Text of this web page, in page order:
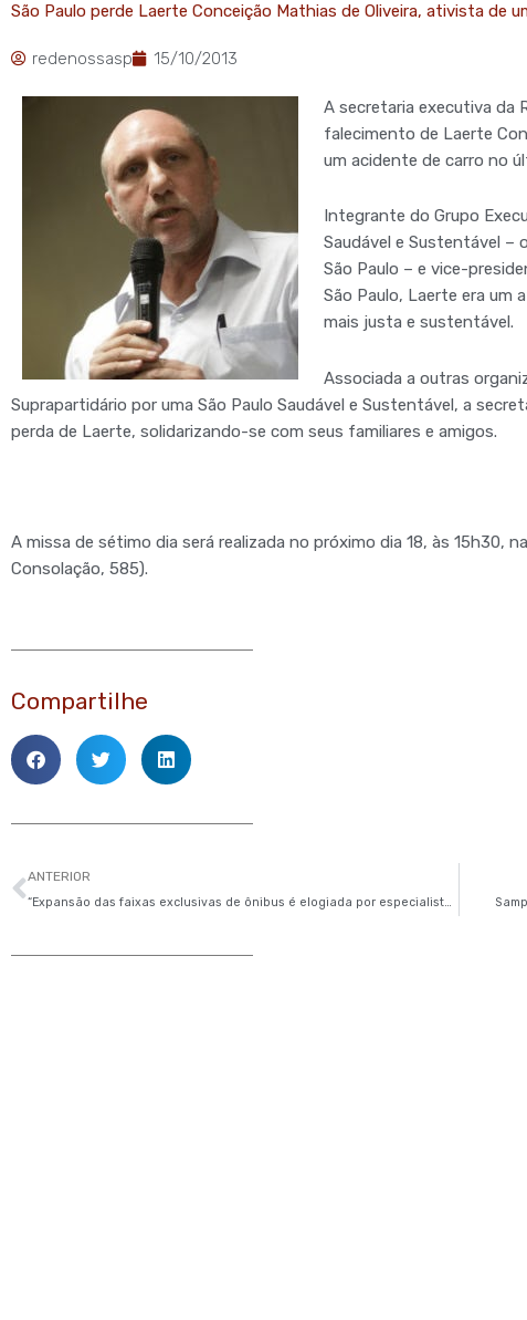
São Paulo perde Laerte Conceição Mathias de Oliveira, ativista de
redenossasp 15/10/2013
A secretaria executiva da
falecimento de Laerte
um acidente de carro no
Integrante do Grupo
Saudável e Sustentável –
São Paulo – e vice-
São Paulo, Laerte era um
mais justa e sustentável.
Associada a outras
Suprapartidário por uma São Paulo Saudável e Sustentável, a
perda de Laerte, solidarizando-se com seus familiares e amigos.
A missa de sétimo dia será realizada no próximo dia 18, às 15h30,
Consolação, 585).
Compartilhe
Anterior
ANTERIOR
“Expansão das faixas exclusivas de ônibus é elogiada por especialistas em trânsito: ‘Esperamos 40 anos por isso’”, R7